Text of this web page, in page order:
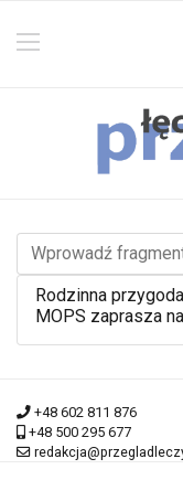
Wprowadź fragment
Rodzinna
MOPS zaprasza
+48 602 811 876
+48 500 295 677